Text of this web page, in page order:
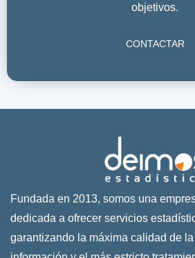
objetivos.
CONTACTAR
Fundada en 2013, somos una
dedicada a ofrecer servicios
garantizando la máxima calidad de la